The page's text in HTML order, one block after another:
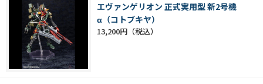
エヴァンゲリオン 正式実用型 新2号機
α（コトブキヤ）
13,200円